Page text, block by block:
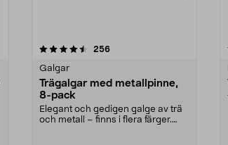
256recensioner
Galgar
Trägalgar med metallpinne,
8-pack
Elegant och gedigen galge av trä
och metall – finns i flera färger.
4.0av 5 stjärnor